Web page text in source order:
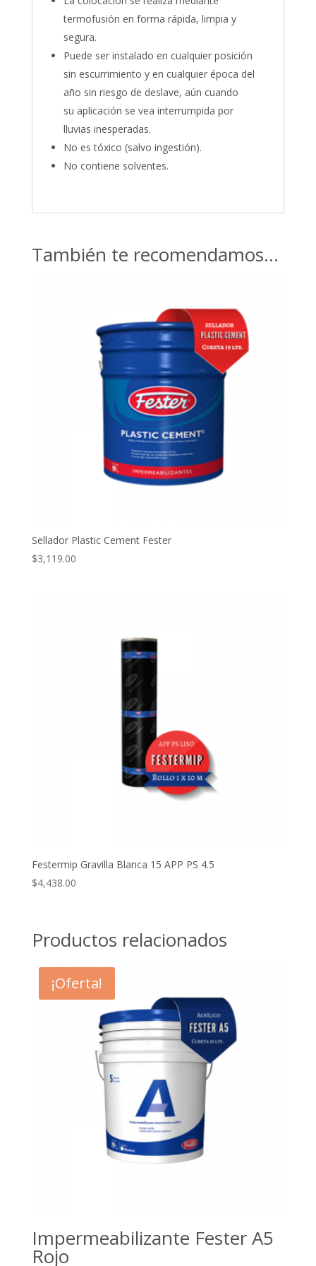
termofusión en forma rápida, limpia y
segura.
Puede ser instalado en cualquier posición
sin escurrimiento y en cualquier época del
año sin riesgo de deslave, aún cuando
su aplicación se vea interrumpida por
lluvias inesperadas.
No es tóxico (salvo ingestión).
No contiene solventes.
También te recomendamos…
Sellador Plastic Cement Fester
$3,119.00
Festermip Gravilla Blanca 15 APP PS 4.5
$4,438.00
Productos relacionados
¡Oferta!
Impermeabilizante Fester A5
Rojo